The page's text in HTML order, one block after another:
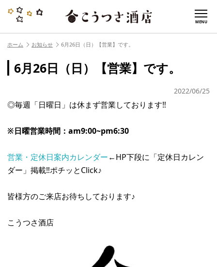
MENU
ホーム お知らせ 6月26日（日）【営業】です。
6月26日（日）【営業】です。
2022/06/25
◎毎週「日曜日」は休まず営業しております‼︎
※日曜営業時間：am9:00~pm6:30
営業・定休日案内カレンダー←HP下段に「定休日カレン
ダー」掲載‼︎ポチッとClick♪
皆様方のご来店お待ちしております♪
こうつさ酒店